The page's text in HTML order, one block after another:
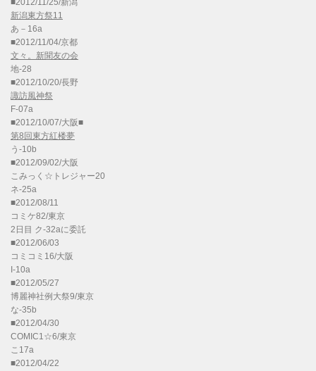
■2012/11/25/新潟
新潟東方祭11
あ－16a
■2012/11/04/京都
文々。新聞友の会
地-28
■2012/10/20/長野
諏訪風神祭
F-07a
■2012/10/07/大阪■
第8回東方紅楼夢
う-10b
■2012/09/02/大阪
こみっく☆トレジャー20
ネ-25a
■2012/08/11
コミケ82/東京
2日目 ク-32aに委託
■2012/06/03
コミコミ16/大阪
I-10a
■2012/05/27
博麗神社例大祭9/東京
な-35b
■2012/04/30
COMIC1☆6/東京
こ17a
■2012/04/22